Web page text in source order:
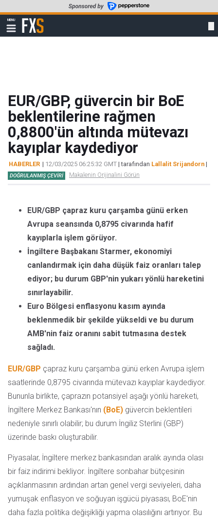
to
main
content
MENU
Show
navigation
FXStreet
EUR/GBP, güvercin bir BoE
beklentilerine rağmen
0,8800'ün altında mütevazı
kayıplar kaydediyor
HABERLER | 12/03/2025 06:25:32 GMT | tarafından Lallalit Srijandorn |
DOĞRULANMIŞ ÇEVIRI Makalenin Orijinalini Görün
EUR/GBP çapraz kuru çarşamba günü erken
Avrupa seansında 0,8795 civarında hafif
kayıplarla işlem görüyor.
İngiltere Başbakanı Starmer, ekonomiyi
canlandırmak için daha düşük faiz oranları talep
ediyor; bu durum GBP'nin yukarı yönlü hareketini
sınırlayabilir.
Euro Bölgesi enflasyonu kasım ayında
beklenmedik bir şekilde yükseldi ve bu durum
AMB'nin faiz oranını sabit tutmasına destek
sağladı.
EUR/GBP çapraz kuru çarşamba günü erken Avrupa işlem
saatlerinde 0,8795 civarında mütevazı kayıplar kaydediyor.
Bununla birlikte, çaprazın potansiyel aşağı yönlü hareketi,
İngiltere Merkez Bankası'nın (BoE) güvercin beklentileri
nedeniyle sınırlı olabilir; bu durum İngiliz Sterlini (GBP)
üzerinde baskı oluşturabilir.
Piyasalar, İngiltere merkez bankasından aralık ayında olası
bir faiz indirimi bekliyor. İngiltere sonbahar bütçesinin
açıklanmasının ardından artan genel vergi seviyeleri, daha
yumuşak enflasyon ve soğuyan işgücü piyasası, BoE'nin
daha fazla politika değişikliği yapma olasılığını artırıyor. Bu